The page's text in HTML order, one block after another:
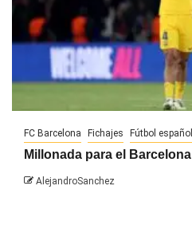
FC Barcelona Fichajes Fútbol español
Millonada para el Barcelona
AlejandroSanchez